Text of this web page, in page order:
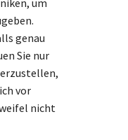
genau
Sie nur
vor
nicht